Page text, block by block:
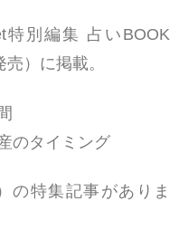
特別編集 占いBOOK
）に掲載。
のタイミング
の特集記事がありま